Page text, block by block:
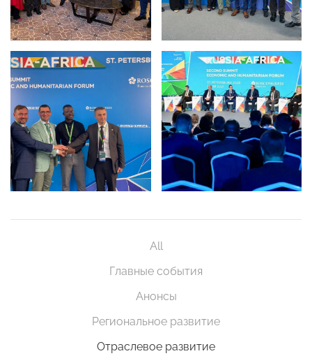
All
Главные события
Анонсы
Региональное развитие
Отраслевое развитие